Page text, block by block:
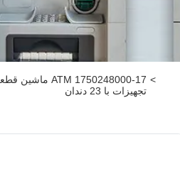
>
تجهیزات با 23 دندان